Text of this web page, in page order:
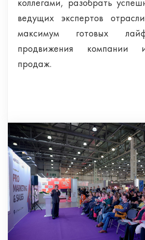
ведущих экспертов
максимум готовых
продвижения компании
продаж.